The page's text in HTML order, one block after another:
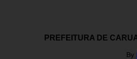
PREFEITURA DE
By